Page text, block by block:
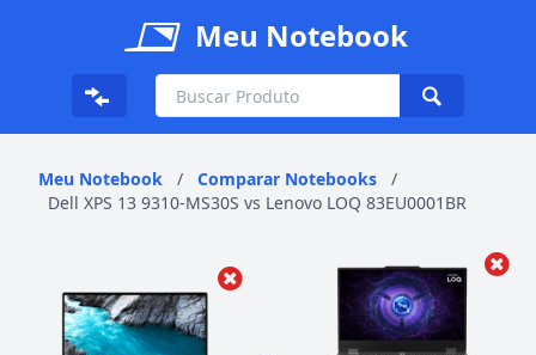
Meu Notebook
Meu Notebook / Comparar Notebooks
/
Dell XPS 13 9310-MS30S vs Lenovo LOQ 83EU0001BR